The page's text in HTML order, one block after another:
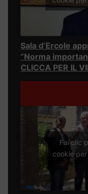
Sala d’Ercole
“Norma
CLICCA PER IL
Fai clic
cookie